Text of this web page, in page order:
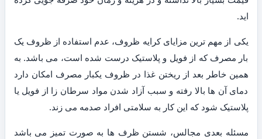
اید.
یکی از مهم ترین مزایای کرایه ظروف، عدم استفاده از ظروف یک
بار مصرف که از فویل و پلاستیک درست شده است، می باشد. به
همین خاطر بعد از ریختن غذا در ظروف یکبار مصرف امکان دارد
دمای آن ها بالا رفته و سبب آزاد شدن مواد سرطان زا از فویل یا
پلاستیک شود که این کار به سلامتی افراد صدمه می زند.
مسئله بعدی مجالس، شستن ظرف ها به صورت تمیز می باشد